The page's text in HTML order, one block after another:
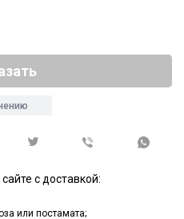
с доставкой:
или постамата;